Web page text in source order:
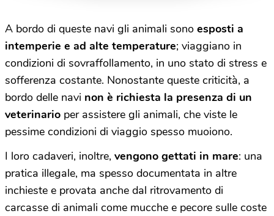
A bordo di queste navi gli animali sono esposti a
intemperie e ad alte temperature; viaggiano in
condizioni di sovraffollamento, in uno stato di stress e
sofferenza costante. Nonostante queste criticità, a
bordo delle navi non è richiesta la presenza di un
veterinario per assistere gli animali, che viste le
pessime condizioni di viaggio spesso muoiono.
I loro cadaveri, inoltre, vengono gettati in mare: una
pratica illegale, ma spesso documentata in altre
inchieste e provata anche dal ritrovamento di
carcasse di animali come mucche e pecore sulle coste